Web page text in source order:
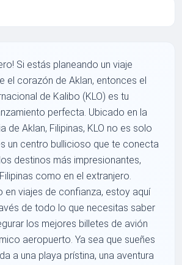
Si estás planeando un viaje
el corazón de Aklan, entonces el
de Kalibo (KLO) es tu
perfecta. Ubicado en la
de Aklan, Filipinas, KLO no es solo
un centro bullicioso que te conecta
destinos más impresionantes,
como en el extranjero.
en viajes de confianza, estoy aquí
de todo lo que necesitas saber
los mejores billetes de avión
aeropuerto. Ya sea que sueñes
a una playa prístina, una aventura